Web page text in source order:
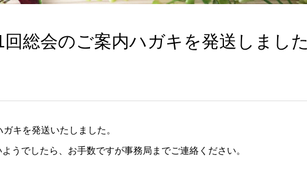
回総会のご案内ハガキを発送しました
キを発送いたしました。
うでしたら、お手数ですが事務局までご連絡ください。